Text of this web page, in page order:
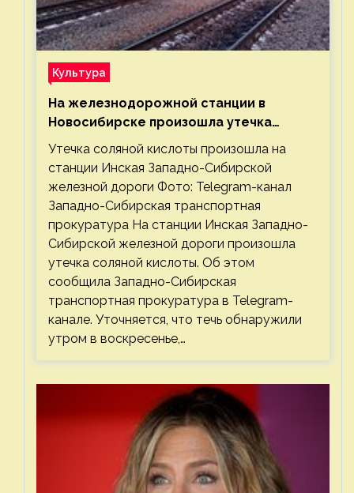
Культура
На железнодорожной станции в
Новосибирске произошла утечка
соляной кислоты
Утечка соляной кислоты произошла на
станции Инская Западно-Сибирской
железной дороги Фото: Telegram-канал
Западно-Сибирская транспортная
прокуратура На станции Инская Западно-
Сибирской железной дороги произошла
утечка соляной кислоты. Об этом
сообщила Западно-Сибирская
транспортная прокуратура в Telegram-
канале. Уточняется, что течь обнаружили
утром в воскресенье,…